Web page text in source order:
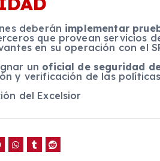
deberán implementar
que provean servicios
en su operación con el
un oficial de seguridad
y verificación de las
del Excelsior